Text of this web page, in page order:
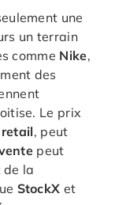
une
un terrain
comme Nike,
des
Le prix
, peut
peut
de la
StockX et